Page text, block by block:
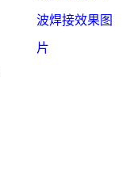
波焊接效果图
片